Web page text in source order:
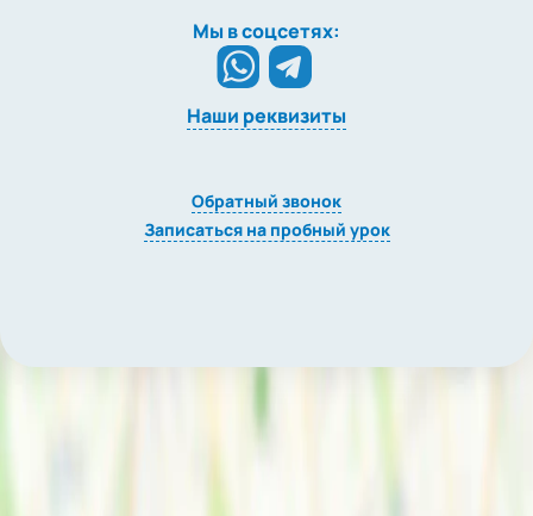
Мы в соцсетях:
Наши реквизиты
Обратный звонок
Записаться на пробный урок